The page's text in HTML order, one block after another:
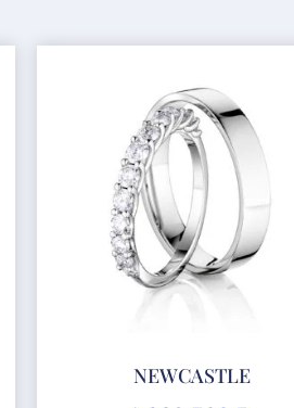
NEWCASTLE